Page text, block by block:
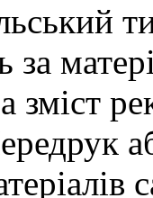
за
зміст